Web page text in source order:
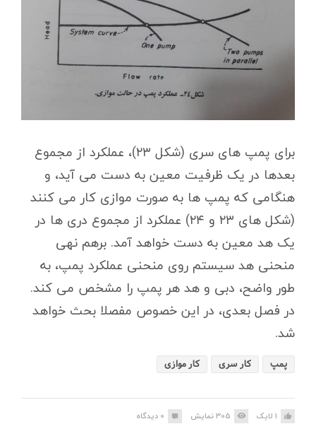
برای پمپ های سری (شکل ۲۳)، عملکرد از مجموع
بعدها در یک ظرفیت معین به دست می آید، و
هنگامی که پمپ ها به صورت موازی کار می کنند
(شکل های ۲۳ و ۲۴) عملکرد از مجموع دری ها در
یک هد معین به دست خواهد آمد. برهم نهی
منحنی هد سیستم روی منحنی عملکرد پمپ، به
طور واضح، دبی و هد هر پمپ را مشخص می کند.
در فصل بعدی، در این خصوص مفصلا بحث خواهد
شد.
پمپ کار سری کار موازی
1 لایک 305نمایش 0 دیدگاه